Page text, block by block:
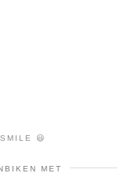
😃
MET